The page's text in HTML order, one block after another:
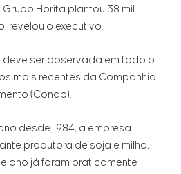
Horita plantou 38 mil
revelou o executivo.
ser observada em todo o
mais recentes da Companhia
(Conab).
desde 1984, a empresa
produtora de soja e milho,
ano já foram praticamente